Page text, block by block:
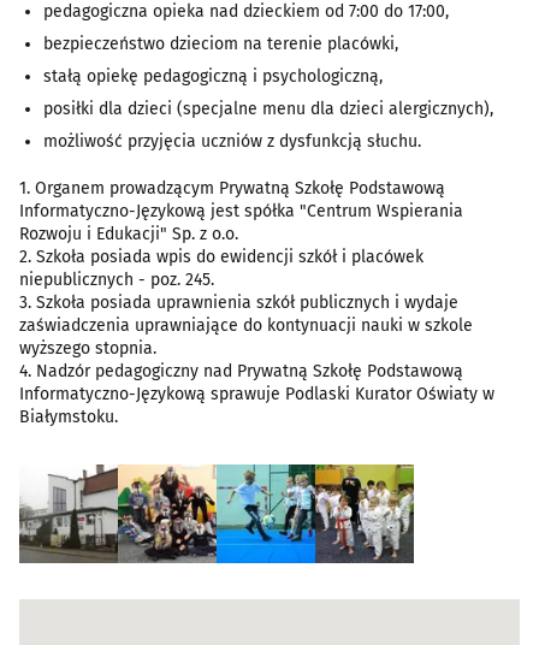
pedagogiczna opieka nad dzieckiem od 7:00 do 17:00,
bezpieczeństwo dzieciom na terenie placówki,
stałą opiekę pedagogiczną i psychologiczną,
posiłki dla dzieci (specjalne menu dla dzieci alergicznych),
możliwość przyjęcia uczniów z dysfunkcją słuchu.
1. Organem prowadzącym Prywatną Szkołę Podstawową
Informatyczno-Językową jest spółka "Centrum Wspierania
Rozwoju i Edukacji" Sp. z o.o.
2. Szkoła posiada wpis do ewidencji szkół i placówek
niepublicznych - poz. 245.
3. Szkoła posiada uprawnienia szkół publicznych i wydaje
zaświadczenia uprawniające do kontynuacji nauki w szkole
wyższego stopnia.
4. Nadzór pedagogiczny nad Prywatną Szkołę Podstawową
Informatyczno-Językową sprawuje Podlaski Kurator Oświaty w
Białymstoku.